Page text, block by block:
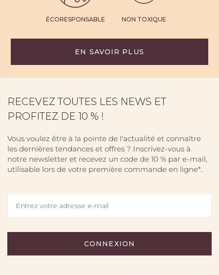
ÉCORESPONSABLE NON TOXIQUE
EN SAVOIR PLUS
RECEVEZ TOUTES LES NEWS ET
PROFITEZ DE 10 % !
Vous voulez être à la pointe de l'actualité et connaître
les dernières tendances et offres ? Inscrivez-vous à
notre newsletter et recevez un code de 10 % par e-mail,
utilisable lors de votre première commande en ligne*.